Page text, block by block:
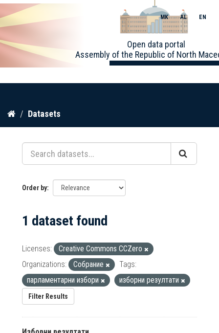
Skip
content
Open data portal
Assembly of the Republic of North
MK AL EN
Datasets
Order by
1 dataset found
Licenses:
Creative Commons CCZero
Organizations:
Собрание
Tags:
парламентарни избори
изборни резултати
Filter Results